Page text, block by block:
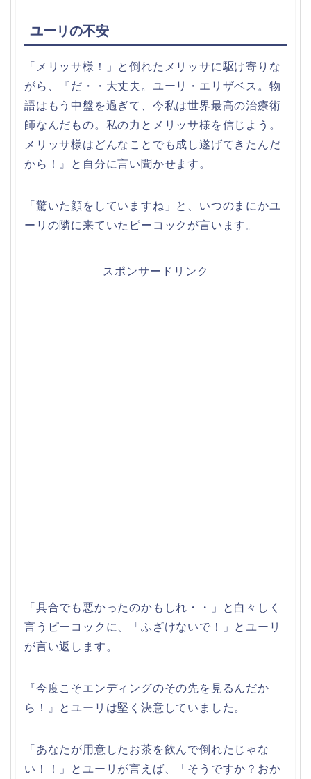
ユーリの不安
「メリッサ様！」と倒れたメリッサに駆け寄りな
がら、『だ・・大丈夫。ユーリ・エリザベス。物
語はもう中盤を過ぎて、今私は世界最高の治療術
師なんだもの。私の力とメリッサ様を信じよう。
メリッサ様はどんなことでも成し遂げてきたんだ
から！』と自分に言い聞かせます。
「驚いた顔をしていますね」と、いつのまにかユ
ーリの隣に来ていたピーコックが言います。
スポンサードリンク
「具合でも悪かったのかもしれ・・」と白々しく
言うピーコックに、「ふざけないで！」とユーリ
が言い返します。
『今度こそエンディングのその先を見るんだか
ら！』とユーリは堅く決意していました。
「あなたが用意したお茶を飲んで倒れたじゃな
い！！」とユーリが言えば、「そうですか？おか